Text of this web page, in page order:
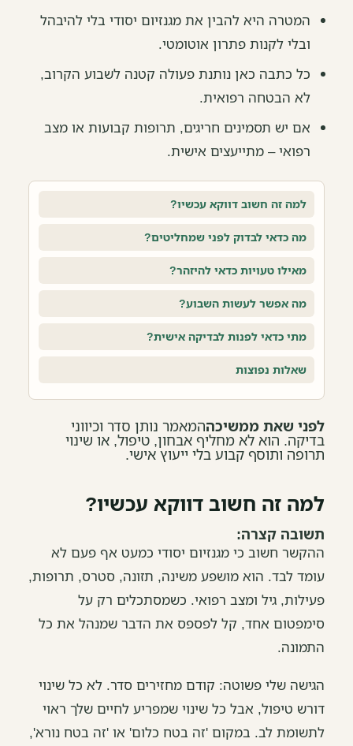
המטרה היא להבין את מגנזיום יסודי בלי להיבהל
ובלי לקנות פתרון אוטומטי.
כל כתבה כאן נותנת פעולה קטנה לשבוע הקרוב,
לא הבטחה רפואית.
אם יש תסמינים חריגים, תרופות קבועות או מצב
רפואי – מתייעצים אישית.
למה זה חשוב דווקא עכשיו?
מה כדאי לבדוק לפני שמחליטים?
מאילו טעויות כדאי להיזהר?
מה אפשר לעשות השבוע?
מתי כדאי לפנות לבדיקה אישית?
שאלות נפוצות
לפני שאת ממשיכההמאמר נותן סדר וכיווני
בדיקה. הוא לא מחליף אבחון, טיפול, או שינוי
תרופה ותוסף קבוע בלי ייעוץ אישי.
למה זה חשוב דווקא עכשיו?
תשובה קצרה:
ההקשר חשוב כי מגנזיום יסודי כמעט אף פעם לא
עומד לבד. הוא מושפע משינה, תזונה, סטרס, תרופות,
פעילות, גיל ומצב רפואי. כשמסתכלים רק על
סימפטום אחד, קל לפספס את הדבר שמנהל את כל
התמונה.
הגישה שלי פשוטה: קודם מחזירים סדר. לא כל שינוי
דורש טיפול, אבל כל שינוי שמפריע לחיים שלך ראוי
לתשומת לב. במקום 'זה בטח כלום' או 'זה בטח נורא',